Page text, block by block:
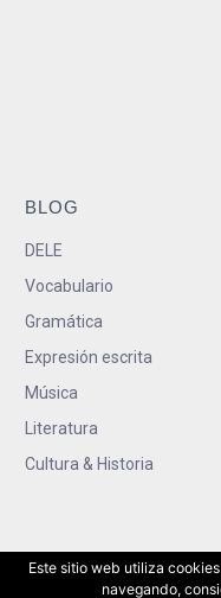
BLOG
DELE
Vocabulario
Gramática
Expresión escrita
Música
Literatura
Cultura & Historia
Este sitio web utiliza
navegando,